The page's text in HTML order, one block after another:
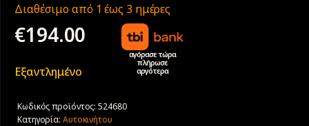
Διαθέσιμο από 1 έως 3 ημέρες
€194.00
αγόρασε τώρα
πλήρωσε
αργότερα
Εξαντλημένο
Κωδικός προϊόντος:524680
Κατηγορία: Αυτοκινήτου